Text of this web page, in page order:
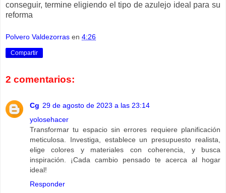
conseguir, termine eligiendo el tipo de azulejo ideal para su
reforma
Polvero Valdezorras en 4:26
Compartir
2 comentarios:
Cg 29 de agosto de 2023 a las 23:14
yolosehacer
Transformar tu espacio sin errores requiere planificación
meticulosa. Investiga, establece un presupuesto realista,
elige colores y materiales con coherencia, y busca
inspiración. ¡Cada cambio pensado te acerca al hogar
ideal!
Responder